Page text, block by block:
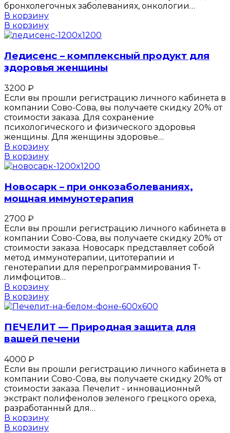
бронхолегочных заболеваниях, онкологии…
В корзину
В корзину
Ледисенс – комплексный продукт для
здоровья женщины
3200 ₽
Если вы прошли регистрацию личного кабинета в
компании Сово-Сова, вы получаете скидку 20% от
стоимости заказа. Для сохранение
психологического и физического здоровья
женщины. Для женщины здоровье…
В корзину
В корзину
Новосарк – при онкозаболеваниях,
мощная иммунотерапия
2700 ₽
Если вы прошли регистрацию личного кабинета в
компании Сово-Сова, вы получаете скидку 20% от
стоимости заказа. Новосарк представляет собой
метод иммунотерапии, цитотерапии и
генотерапии для перепрограммирования Т-
лимфоцитов…
В корзину
В корзину
ПЕЧЕЛИТ — Природная защита для
вашей печени
4000 ₽
Если вы прошли регистрацию личного кабинета в
компании Сово-Сова, вы получаете скидку 20% от
стоимости заказа. Печелит - инновационный
экстракт полифенолов зеленого грецкого ореха,
разработанный для…
В корзину
В корзину